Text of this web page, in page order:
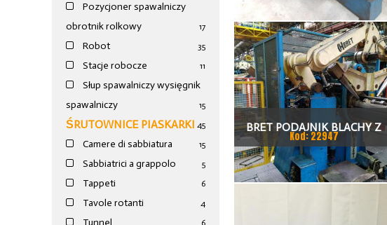
Pozycjoner spawalniczy
obrotnik rolkowy
17
Robot 35
Stacje robocze 11
Słup spawalniczy wysięgnik
spawalniczy
15
ŚRUTOWNICE PIASKARKI 45
Camere di sabbiatura 15
Sabbiatrici a grappolo 5
Tappeti 6
Tavole rotanti 4
BRET PODAJNIK BLACHY Z
KRĘGU DO PRASY CNC 650
MM X 4 MM
Kod: 22947